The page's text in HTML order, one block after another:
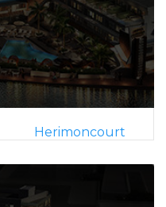
Herimoncourt